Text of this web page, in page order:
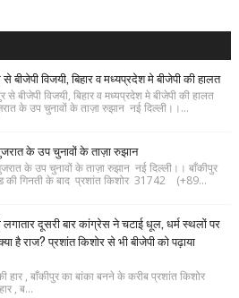
विजयी, बिहार व मध्यप्रदेश मे बीजेपी की हालत
बीजेपी विजयी, बिहार व मध्यप्रदेश मे बीजेपी की हालत
के उप चुनावों के ताज़ा रुझान नई दिल्ली।।...
के उप चुनावों के ताज़ा रुझान
के उप चुनावों के ताज़ा रुझान नई दिल्ली।। बाँकीपुर
की गिनती के बाद प्रशांत किशोर 31742 (+89...
लगातार दूसरी बार कांग्रेस ने चटाई धूल, धर्म स्थलों पर
है राज? प्रशांत किशोर से भी बीजेपी को पढ़ाया
हार , बाँकीपुर का बांका बनने के करीब प्रशांत किशोर
, ब...